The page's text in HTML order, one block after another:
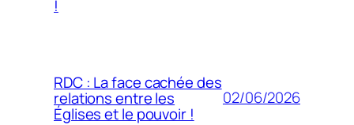
!
RDC : La face cachée des
relations entre les
Églises et le pouvoir !
02/06/2026